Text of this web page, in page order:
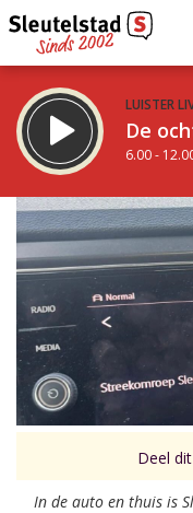
LUISTER
De
6.00 -
STRAKS:
De middag van
12.00 - 17.00 uur
Vorig uur
Deel
In de auto en thuis is